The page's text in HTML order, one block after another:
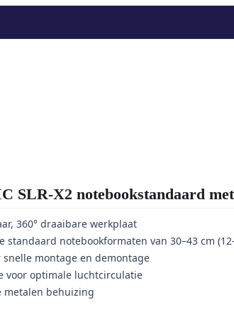
SLR-X2 notebookstandaard
360° draaibare werkplaat
standaard notebookformaten van 30–43 cm
snelle montage en demontage
voor optimale luchtcirculatie
metalen behuizing